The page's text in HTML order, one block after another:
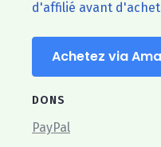
d'affilié avant
Achetez via
DONS
PayPal